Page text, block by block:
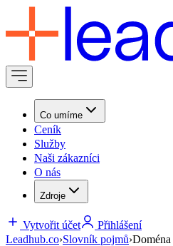
Co umíme
Ceník
Služby
Naši zákazníci
O nás
Zdroje
Vytvořit účet
Přihlášení
Leadhub.co›Slovník pojmů›Doména